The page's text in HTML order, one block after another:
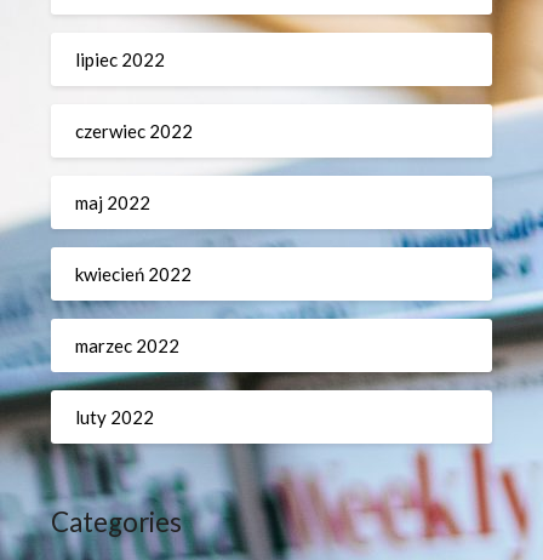
lipiec 2022
czerwiec 2022
maj 2022
kwiecień 2022
marzec 2022
luty 2022
Categories